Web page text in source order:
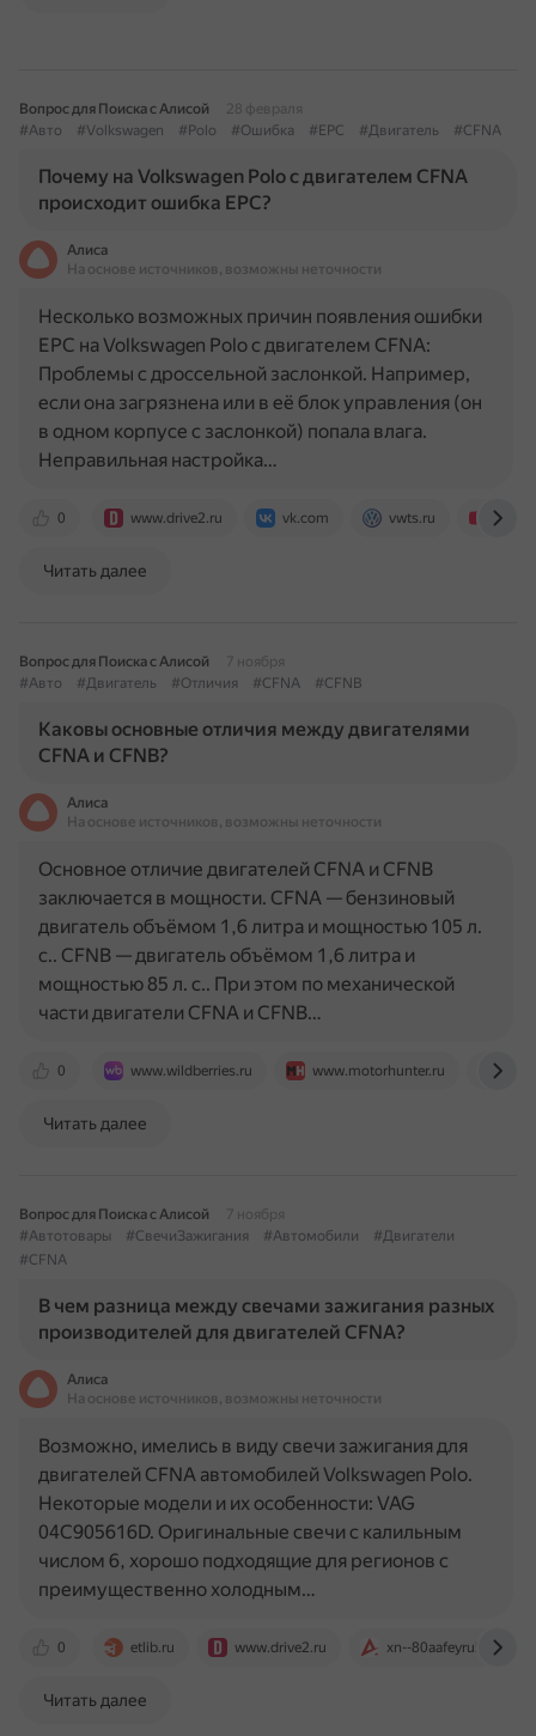
Вопрос для Поиска с Алисой
28 февраля
#Авто
#Volkswagen #Polo #Ошибка #EPC #Двигатель #CFNA
Почему на Volkswagen Polo с двигателем CFNA
происходит ошибка EPC?
Алиса
На основе источников, возможны неточности
0 www.drive2.ru vk.com vwts.ru
Несколько возможных причин появления ошибки
EPC на Volkswagen Polo с двигателем CFNA:
Проблемы с дроссельной заслонкой. Например,
если она загрязнена или в её блок управления (он
в одном корпусе с заслонкой) попала влага.
Неправильная настройка…
Читать далее
Вопрос для Поиска с Алисой
7 ноября
#Авто
#Двигатель #Отличия #CFNA #CFNB
Каковы основные отличия между двигателями
CFNA и CFNB?
Алиса
На основе источников, возможны неточности
0 www.wildberries.ru www.motorhunter.ru
Основное отличие двигателей CFNA и CFNB
заключается в мощности. CFNA — бензиновый
двигатель объёмом 1,6 литра и мощностью 105 л.
с.. CFNB — двигатель объёмом 1,6 литра и
мощностью 85 л. с.. При этом по механической
части двигатели CFNA и CFNB…
Читать далее
Вопрос для Поиска с Алисой
7 ноября
#Автотовары
#СвечиЗажигания #Автомобили
#Двигатели
#CFNA
В чем разница между свечами зажигания разных
производителей для двигателей CFNA?
Алиса
На основе источников, возможны неточности
0 etlib.ru www.drive2.ru xn--80aafeyru5a.xn--
Возможно, имелись в виду свечи зажигания для
двигателей CFNA автомобилей Volkswagen Polo.
Некоторые модели и их особенности: VAG
04C905616D. Оригинальные свечи с калильным
числом 6, хорошо подходящие для регионов с
преимущественно холодным…
Читать далее